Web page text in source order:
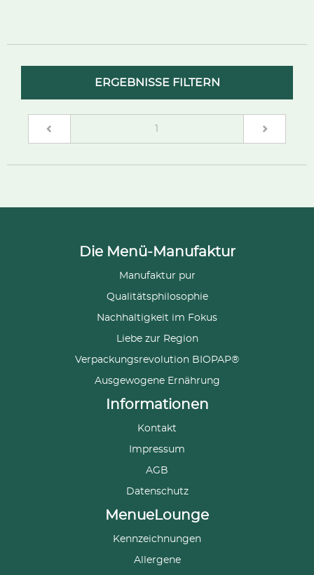
ERGEBNISSE FILTERN
1
Die Menü-Manufaktur
Manufaktur pur
Qualitätsphilosophie
Nachhaltigkeit im Fokus
Liebe zur Region
Verpackungsrevolution BIOPAP®
Ausgewogene Ernährung
Informationen
Kontakt
Impressum
AGB
Datenschutz
MenueLounge
Kennzeichnungen
Allergene